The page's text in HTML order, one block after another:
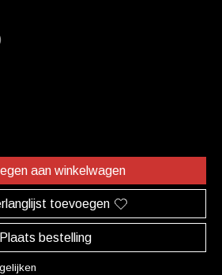
product is
aan winkelwagen
toevoegen
Plaats bestelling